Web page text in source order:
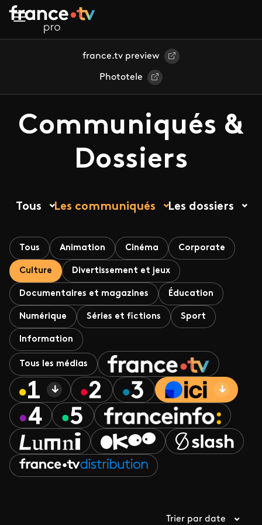
Aller au contenu principal
france.tv preview
Phototele
Communiqués &
Dossiers
Tous Les communiqués Les dossiers
Tous Animation Cinéma Corporate
Culture Divertissement et jeux
Documentaires et magazines Éducation
Numérique Séries et fictions Sport
Information
Tous les médias
Trier par date